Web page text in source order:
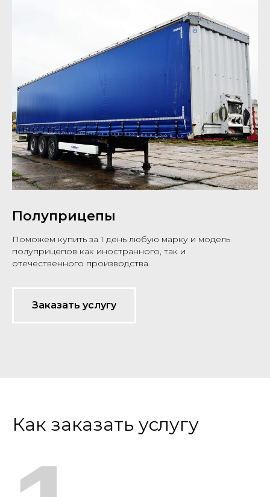
Полуприцепы
Поможем купить за 1 день любую марку и модель
полуприцепов как иностранного, так и
отечественного производства.
Заказать услугу
Как заказать услугу